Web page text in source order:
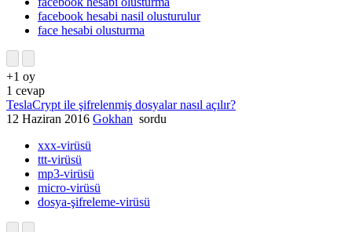
facebook hesabi nasil olusturulur
face hesabi olusturma
+1 oy
1 cevap
TeslaCrypt ile şifrelenmiş dosyalar nasıl açılır?
12 Haziran 2016 Gokhan sordu
xxx-virüsü
ttt-virüsü
mp3-virüsü
micro-virüsü
dosya-şifreleme-virüsü